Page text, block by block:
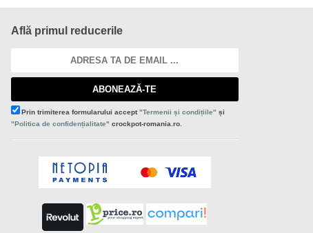
Află primul reducerile
ABONEAZĂ-TE
Prin trimiterea formularului accept"Termenii și condițiile" și
"Politica de confidențialitate" crockpot-romania.ro.